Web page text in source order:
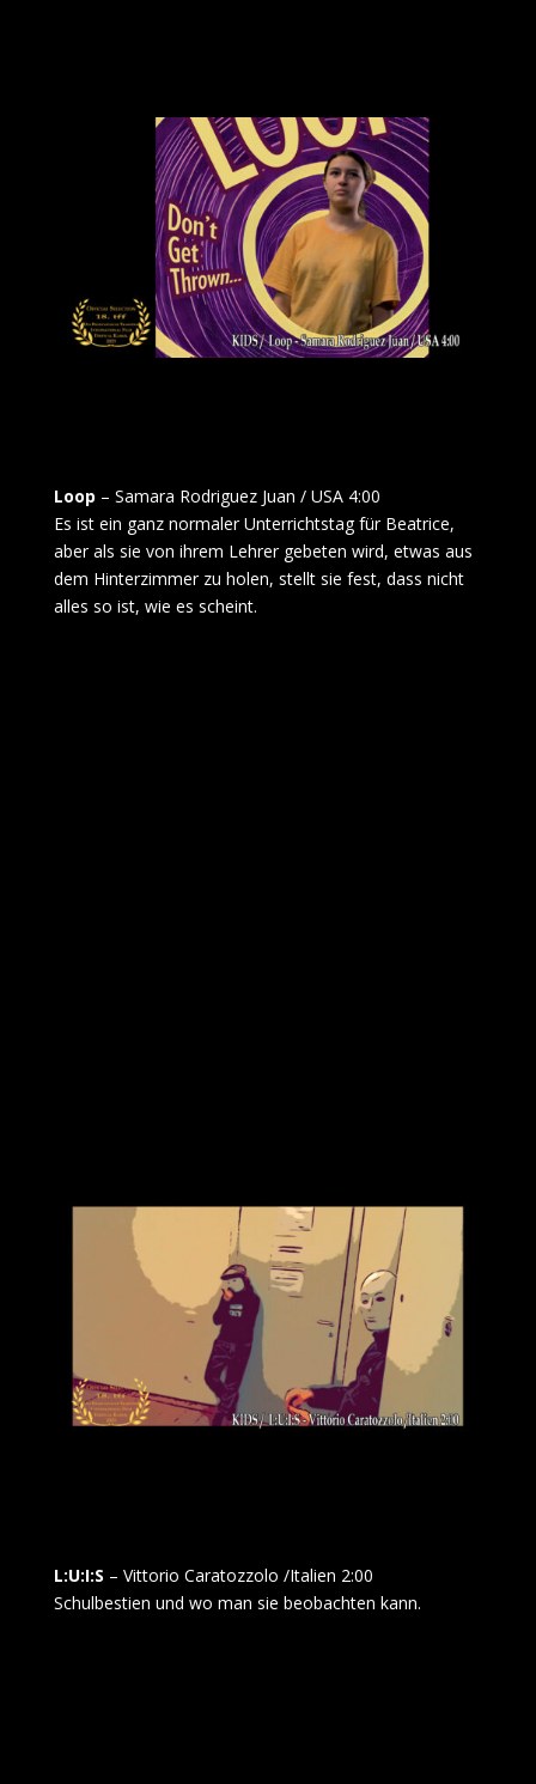
Loop – Samara Rodriguez Juan / USA 4:00
Es ist ein ganz normaler Unterrichtstag für Beatrice,
aber als sie von ihrem Lehrer gebeten wird, etwas aus
dem Hinterzimmer zu holen, stellt sie fest, dass nicht
alles so ist, wie es scheint.
L:U:I:S – Vittorio Caratozzolo /Italien 2:00
Schulbestien und wo man sie beobachten kann.